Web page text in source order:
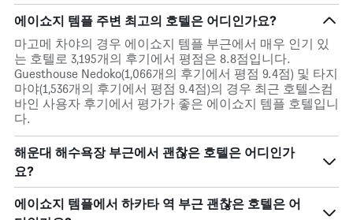
에이쇼지 템플 주변 최고의 호텔은 어디인가요?
마고메 차야의 경우 에이쇼지 템플 부근에서 매우 인기 있
는 호텔로 3,195개의 후기에서 평점은 8.8점입니다.
Guesthouse Nedoko(1,066개의 후기에서 평점 9.4점) 및 타지
마야(1,536개의 후기에서 평점 9.4점)의 경우 최근 호텔스컴
바인 사용자 후기에서 평가가 좋은 에이쇼지 템플 호텔입니
다.
해운대 해수욕장 부근에서 괜찮은 호텔은 어디인가
요?
에이쇼지 템플에서 하카타 역 부근 괜찮은 호텔은 어